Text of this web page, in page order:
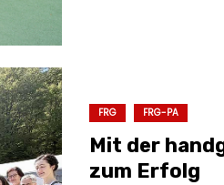
FRG FRG-PA
Mit der
zum Erfolg